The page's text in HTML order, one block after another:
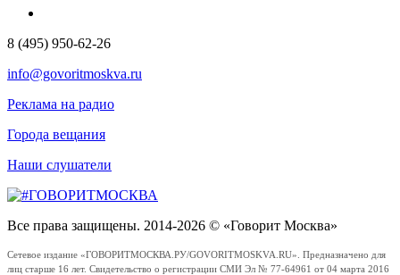
8 (495) 950-62-26
info@govoritmoskva.ru
Реклама на радио
Города вещания
Наши слушатели
Все права защищены. 2014-2026 © «Говорит Москва»
Сетевое издание «ГОВОРИТМОСКВА.РУ/GOVORITMOSKVA.RU». Предназначено для
лиц старше 16 лет. Свидетельство о регистрации СМИ Эл № 77-64961 от 04 марта 2016